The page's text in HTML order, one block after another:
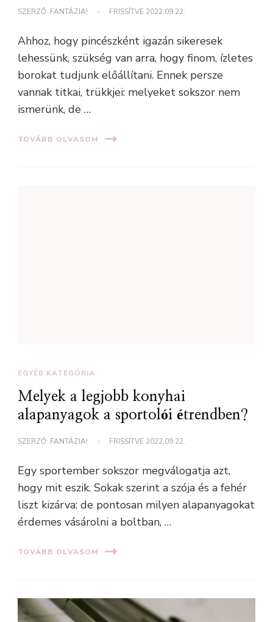
SZERZŐ: FANTÁZIA! FRISSÍTVE 2022.09.22.
Ahhoz, hogy pincészként igazán sikeresek
lehessünk, szükség van arra, hogy finom, ízletes
borokat tudjunk előállítani. Ennek persze
vannak titkai, trükkjei: melyeket sokszor nem
ismerünk, de …
TOVÁBB OLVASOM
EGYÉB KATEGÓRIA
Melyek a legjobb konyhai
alapanyagok a sportolói étrendben?
SZERZŐ: FANTÁZIA! FRISSÍTVE 2022.09.22.
Egy sportember sokszor megválogatja azt,
hogy mit eszik. Sokak szerint a szója és a fehér
liszt kizárva: de pontosan milyen alapanyagokat
érdemes vásárolni a boltban, …
TOVÁBB OLVASOM